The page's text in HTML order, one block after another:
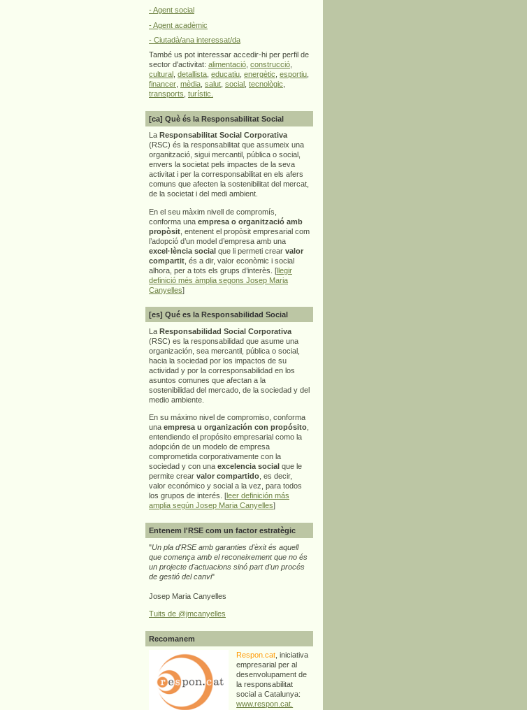
- Agent social
- Agent acadèmic
- Ciutadà/ana interessat/da
També us pot interessar accedir-hi per perfil de
sector d'activitat: alimentació construcció
cultural detallista educatiu energètic esportiu
financer mèdia salut social tecnològic
transports turístic.
[ca] Què és la Responsabilitat Social
La Responsabilitat Social Corporativa
(RSC) és la responsabilitat que assumeix una
organització, sigui mercantil, pública o social,
envers la societat pels impactes de la seva
activitat i per la corresponsabilitat en els afers
comuns que afecten la sostenibilitat del mercat,
de la societat i del medi ambient.
En el seu màxim nivell de compromís,
conforma una empresa o organització amb
propòsit , entenent el propòsit empresarial com
l’adopció d’un model d’empresa amb una
excel·lència social que li permeti crear valor
compartit , és a dir, valor econòmic i social
alhora, per a tots els grups d’interès. [llegir
definició més àmplia segons Josep Maria
Canyelles]
[es] Qué es la Responsabilidad Social
La Responsabilidad Social Corporativa
(RSC) es la responsabilidad que asume una
organización, sea mercantil, pública o social,
hacia la sociedad por los impactos de su
actividad y por la corresponsabilidad en los
asuntos comunes que afectan a la
sostenibilidad del mercado, de la sociedad y del
medio ambiente.
En su máximo nivel de compromiso, conforma
una empresa u organización con propósito
entendiendo el propósito empresarial como la
adopción de un modelo de empresa
comprometida corporativamente con la
sociedad y con una excelencia social que le
permite crear valor compartido , es decir,
valor económico y social a la vez, para todos
los grupos de interés. [leer definición más
amplia según Josep Maria Canyelles]
Entenem l'RSE com un factor estratègic
"Un pla d'RSE amb garanties d'èxit és aquell
que comença amb el reconeixement que no és
un projecte d'actuacions sinó part d'un procés
de gestió del canvi"
Josep Maria Canyelles
Tuits de @jmcanyelles
Recomanem
Respon.cat , iniciativa
empresarial per al
desenvolupament de
la responsabilitat
social a Catalunya:
www.respon.cat.